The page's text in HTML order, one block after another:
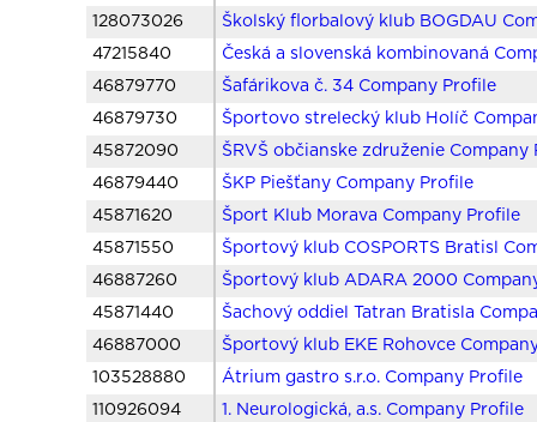
128073026
Školský florbalový klub BOGDAU
47215840
Česká a slovenská kombinovaná
46879770
Šafárikova č. 34 Company Profile
46879730
Športovo strelecký klub Holíč
45872090
ŠRVŠ občianske združenie Company
46879440
ŠKP Piešťany Company Profile
45871620
Šport Klub Morava Company Profile
45871550
Športový klub COSPORTS Bratisl
46887260
Športový klub ADARA 2000
45871440
Šachový oddiel Tatran Bratisla
46887000
Športový klub EKE Rohovce
103528880
Átrium gastro s.r.o. Company Profile
110926094
1. Neurologická, a.s. Company Profile